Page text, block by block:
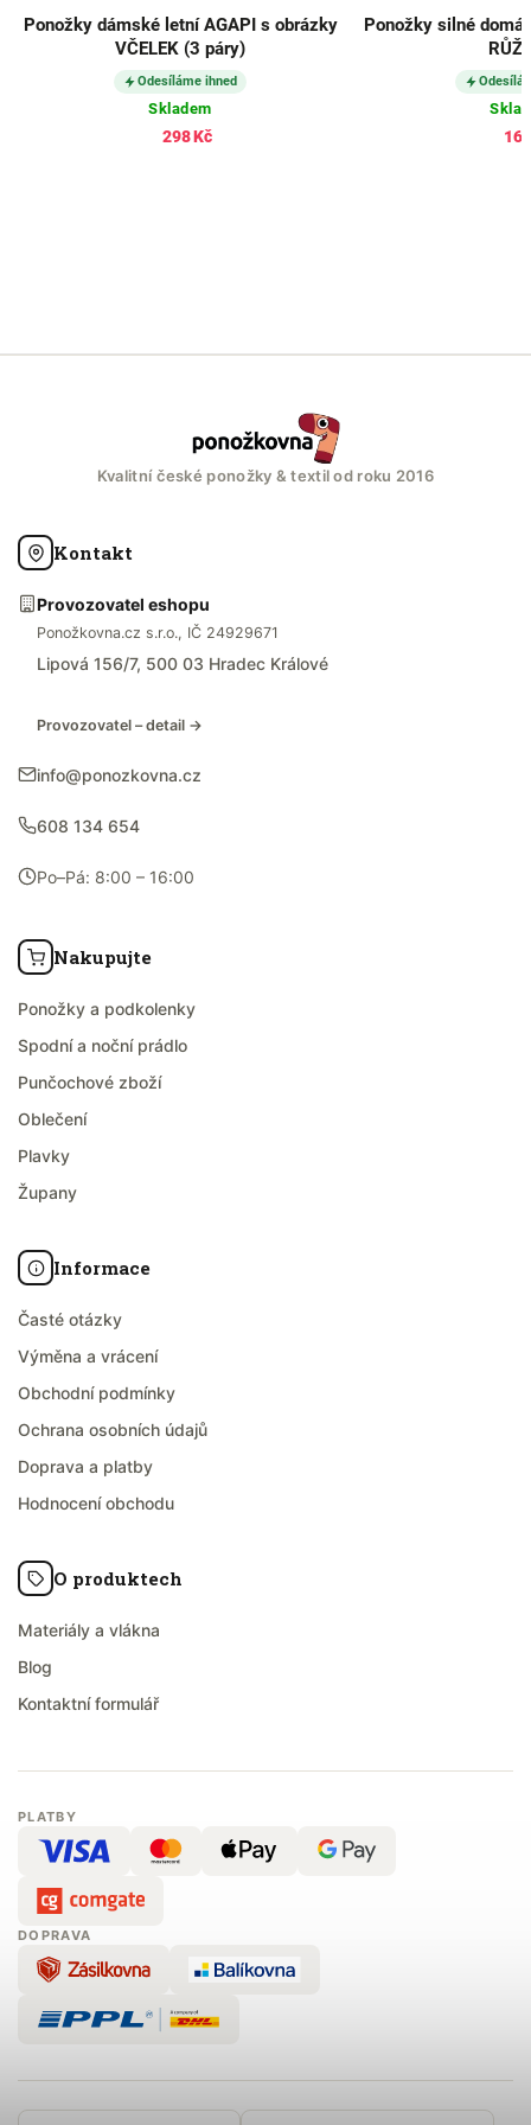
Ponožky dámské letní AGAPI s obrázky
VČELEK (3 páry)
Odesíláme ihned
Skladem
298 Kč
Ponožky silné
Kvalitní české ponožky & textil od roku 2016
Kontakt
Provozovatel eshopu
Ponožkovna.cz s.r.o., IČ 24929671
Lipová 156/7, 500 03 Hradec Králové
Provozovatel – detail →
info@ponozkovna.cz
608 134 654
Po–Pá: 8:00 – 16:00
Nakupujte
Ponožky a podkolenky
Spodní a noční prádlo
Punčochové zboží
Oblečení
Plavky
Župany
Informace
Časté otázky
Výměna a vrácení
Obchodní podmínky
Ochrana osobních údajů
Doprava a platby
Hodnocení obchodu
O produktech
Materiály a vlákna
Blog
Kontaktní formulář
PLATBY
DOPRAVA